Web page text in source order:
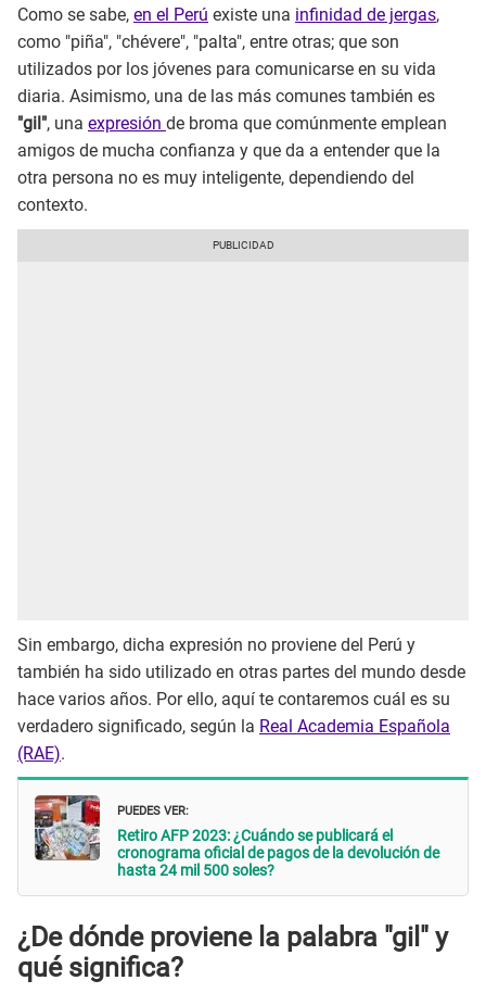
Como se sabe, en el Perú existe una infinidad de jergas,
como "piña", "chévere", "palta", entre otras; que son
utilizados por los jóvenes para comunicarse en su vida
diaria. Asimismo, una de las más comunes también es
"gil", una expresión de broma que comúnmente emplean
amigos de mucha confianza y que da a entender que la
otra persona no es muy inteligente, dependiendo del
contexto.
Sin embargo, dicha expresión no proviene del Perú y
también ha sido utilizado en otras partes del mundo desde
hace varios años. Por ello, aquí te contaremos cuál es su
verdadero significado, según la Real Academia Española
(RAE).
PUEDES VER:
Retiro AFP 2023: ¿Cuándo se publicará el
cronograma oficial de pagos de la devolución de
hasta 24 mil 500 soles?
¿De dónde proviene la palabra "gil" y
qué significa?